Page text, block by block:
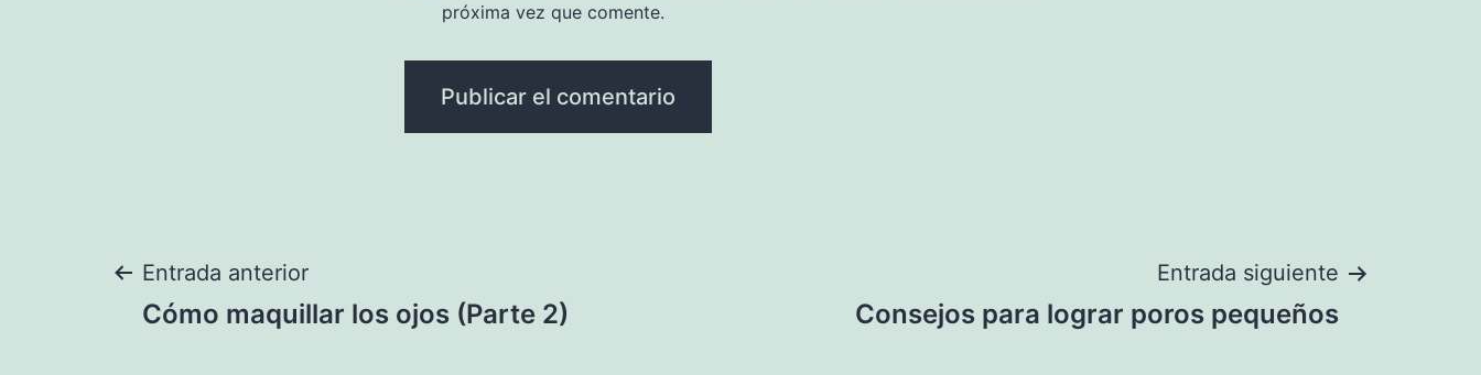
próxima vez que comente.
Navegación
Entrada anterior
Cómo maquillar los ojos (Parte 2)
Entrada siguiente
Consejos para lograr poros pequeños